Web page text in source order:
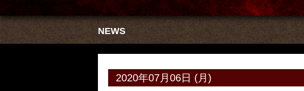
NEWS
2020年07月06日 (月)